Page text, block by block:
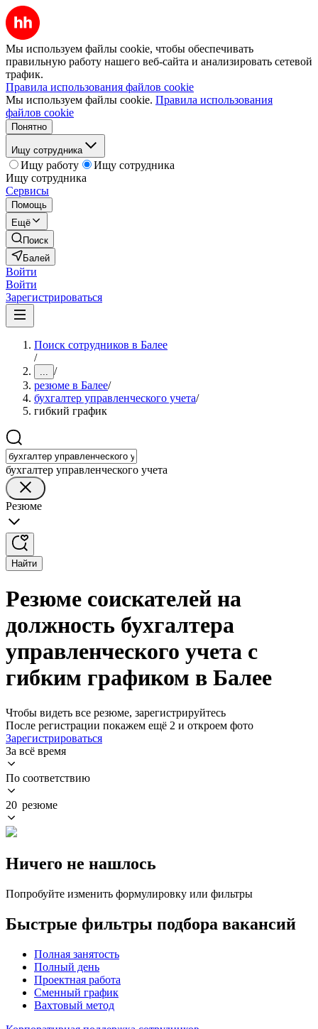
Мы используем файлы cookie, чтобы обеспечивать
правильную работу нашего веб-сайта и анализировать сетевой
трафик.
Правила использования файлов cookie
Мы используем файлы cookie. Правила использования
файлов cookie
Понятно
Ищу сотрудника
Ищу работу
Ищу сотрудника
Ищу сотрудника
Сервисы
Помощь
Ещё
Поиск
Балей
Войти
Войти
Зарегистрироваться
Поиск сотрудников в Балее
/
... /
резюме в Балее/
бухгалтер управленческого учета/
гибкий график
бухгалтер управленческого учета
Резюме
Найти
Резюме соискателей на
должность бухгалтера
управленческого учета с
гибким графиком в Балее
Чтобы видеть все резюме, зарегистрируйтесь
После регистрации покажем ещё 2 и откроем фото
Зарегистрироваться
За всё время
По соответствию
20 резюме
Ничего не нашлось
Попробуйте изменить формулировку или фильтры
Быстрые фильтры подбора вакансий
Полная занятость
Полный день
Проектная работа
Сменный график
Вахтовый метод